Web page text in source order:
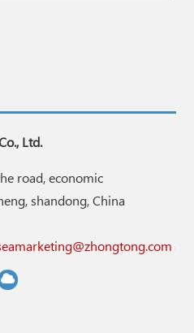
Ltd.
road, economic
shandong, China